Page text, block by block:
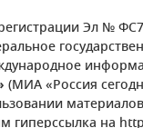
Эл №
(МИА «Россия